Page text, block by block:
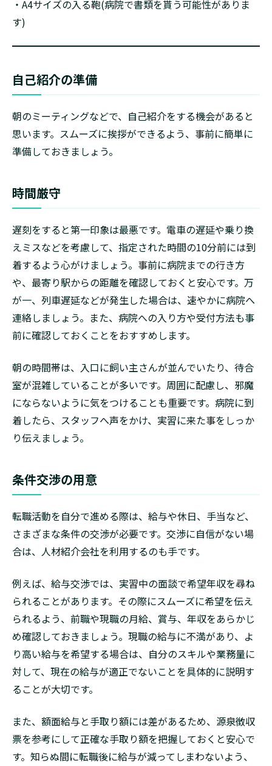
・A4サイズの入る鞄(病院で書類を貰う可能性がありま
す)
自己紹介の準備
朝のミーティングなどで、自己紹介をする機会があると
思います。スムーズに挨拶ができるよう、事前に簡単に
準備しておきましょう。
時間厳守
遅刻をすると第一印象は最悪です。電車の遅延や乗り換
えミスなどを考慮して、指定された時間の10分前には到
着するよう心がけましょう。事前に病院までの行き方
や、最寄り駅からの距離を確認しておくと安心です。万
が一、列車遅延などが発生した場合は、速やかに病院へ
連絡しましょう。また、病院への入り方や受付方法も事
前に確認しておくことをおすすめします。
朝の時間帯は、入口に飼い主さんが並んでいたり、待合
室が混雑していることが多いです。周囲に配慮し、邪魔
にならないように気をつけることも重要です。病院に到
着したら、スタッフへ声をかけ、実習に来た事をしっか
り伝えましょう。
条件交渉の用意
転職活動を自分で進める際は、給与や休日、手当など、
さまざまな条件の交渉が必要です。交渉に自信がない場
合は、人材紹介会社を利用するのも手です。
例えば、給与交渉では、実習中の面談で希望年収を尋ね
られることがあります。その際にスムーズに希望を伝え
られるよう、前職や現職の月給、賞与、年収をあらかじ
め確認しておきましょう。現職の給与に不満があり、よ
り高い給与を希望する場合は、自分のスキルや業務量に
対して、現在の給与が適正でないことを具体的に説明す
ることが大切です。
また、額面給与と手取り額には差があるため、源泉徴収
票を参考にして正確な手取り額を把握しておくと安心で
す。知らぬ間に転職後に給与が減ってしまわないよう、